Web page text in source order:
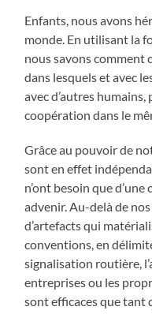
Enfants, nous avons
monde. En utilisant la
nous savons comment
dans lesquels et avec
avec d’autres
coopération dans le
Grâce au pouvoir de
sont en effet
n’ont besoin que
advenir. Au-delà de
d’artefacts qui
conventions, en
signalisation routière,
entreprises ou les
sont efficaces que tant